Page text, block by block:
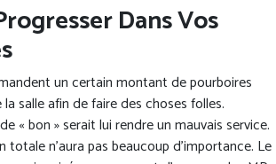
Dans Vos
un certain montant de pourboires
salle afin de faire des choses folles.
« bon » serait lui rendre un mauvais service.
totale n’aura pas beaucoup d’importance. Le